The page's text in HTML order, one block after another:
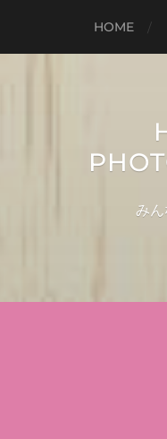
HOME
み